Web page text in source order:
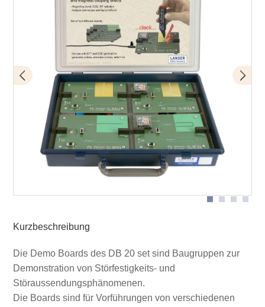
Demo Board SF 21 am Burstgenerator SGZ 21
Demo Board SA 21 in Anwendung mit
Entwicklungssystem ESA1
Demo Board SA 21 mit Nahfeldsonde RF-R 400 an
Kabel
Kurzbeschreibung
Die Demo Boards des DB 20 set sind Baugruppen zur
Demonstration von Störfestigkeits- und
Störaussendungsphänomenen.
Die Boards sind für Vorführungen von verschiedenen